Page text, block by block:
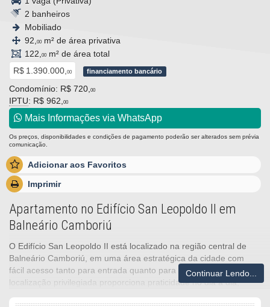
2 banheiros
Mobiliado
92, 00 m² de área privativa
122, 00 m² de área total
R$ 1.390.000, 00 financiamento bancário
Condomínio: R$ 720, 00
IPTU: R$ 962, 00
Mais Informações via WhatsApp
Os preços, disponibilidades e condições de pagamento poderão ser alterados sem prévia
comunicação.
Adicionar aos Favoritos
Imprimir
Apartamento no Edifício San Leopoldo II em
Balneário Camboriú
O Edifício San Leopoldo II está localizado na região central de
Balneário Camboriú, em uma área estratégica da cidade com
fácil acesso tanto para entrada quanto para saída. Sua
localização privilegiada proporciona praticidade no dia a dia,
Continuar Lendo...